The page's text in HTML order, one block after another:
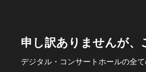
申し訳ありませんが
デジタル・コンサートホールの全